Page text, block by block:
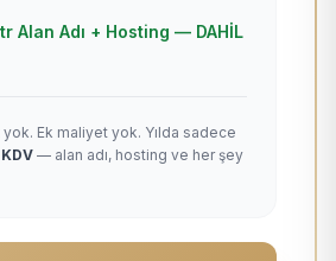
Alan Adı + Hosting — DAHİL
yok. Ek maliyet yok. Yılda sadece
— alan adı, hosting ve her şey